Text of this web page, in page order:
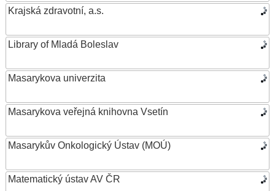
Krajská zdravotní, a.s.
Library of Mladá Boleslav
Masarykova univerzita
Masarykova veřejná knihovna Vsetín
Masarykův Onkologický Ústav (MOÚ)
Matematický ústav AV ČR